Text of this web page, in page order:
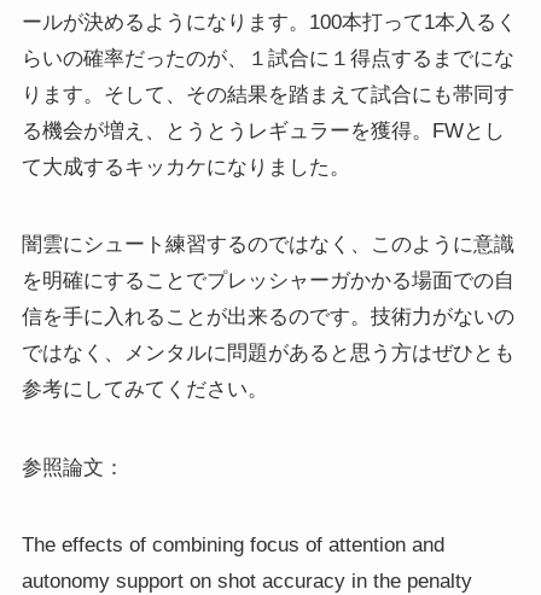
ールが決めるようになります。100本打って1本入るく
らいの確率だったのが、１試合に１得点するまでにな
ります。そして、その結果を踏まえて試合にも帯同す
る機会が増え、とうとうレギュラーを獲得。FWとし
て大成するキッカケになりました。
闇雲にシュート練習するのではなく、このように意識
を明確にすることでプレッシャーガかかる場面での自
信を手に入れることが出来るのです。技術力がないの
ではなく、メンタルに問題があると思う方はぜひとも
参考にしてみてください。
参照論文：
The effects of combining focus of attention and
autonomy support on shot accuracy in the penalty